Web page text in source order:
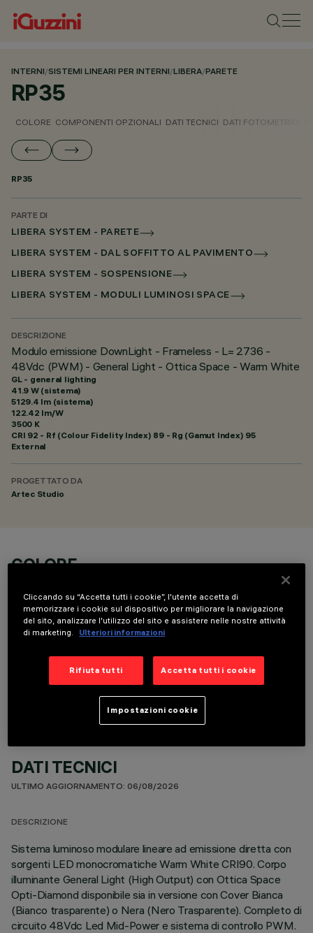
INTERNI/SISTEMI LINEARI PER INTERNI/LIBERA/PARETE
RP35
COLORE COMPONENTI OPZIONALI DATI TECNICI DATI FOTOMETRICI
RP35
PARTE DI
LIBERA SYSTEM - PARETE
LIBERA SYSTEM - DAL SOFFITTO AL PAVIMENTO
LIBERA SYSTEM - SOSPENSIONE
LIBERA SYSTEM - MODULI LUMINOSI SPACE
DESCRIZIONE
Modulo emissione DownLight - Frameless - L= 2736 -
48Vdc (PWM) - General Light - Ottica Space - Warm White
GL - general lighting
41.9 W (sistema)
5129.4 lm (sistema)
122.42 lm/W
3500 K
CRI 92 - Rf (Colour Fidelity Index) 89 - Rg (Gamut Index) 95
External
PROGETTATO DA
Artec Studio
COLORE
COMPONENTI OPZIONALI
DATI TECNICI
ULTIMO AGGIORNAMENTO: 06/08/2026
DESCRIZIONE
Sistema luminoso modulare lineare ad emissione diretta con
sorgenti LED monocromatiche Warm White CRI90. Corpo
illuminante General Light (High Output) con Ottica Space
Opti-Diamond disponibile sia in versione con Cover Bianca
(Bianco trasparente) o Nera (Nero Trasparente). Completo di
circuito 48Vdc Led Mid-Power e sistema di controllo PWM.
Cliccando su “Accetta tutti i cookie”, l'utente accetta di
memorizzare i cookie sul dispositivo per migliorare la navigazione
del sito, analizzare l'utilizzo del sito e assistere nelle nostre attività
di marketing.
Ulteriori informazioni
Rifiuta tutti Accetta tutti i cookie
Impostazioni cookie